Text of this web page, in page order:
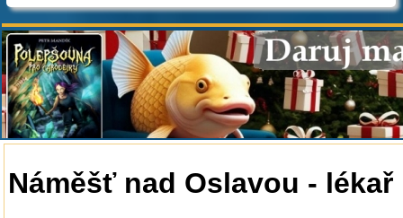
Náměšť nad Oslavou - lékař